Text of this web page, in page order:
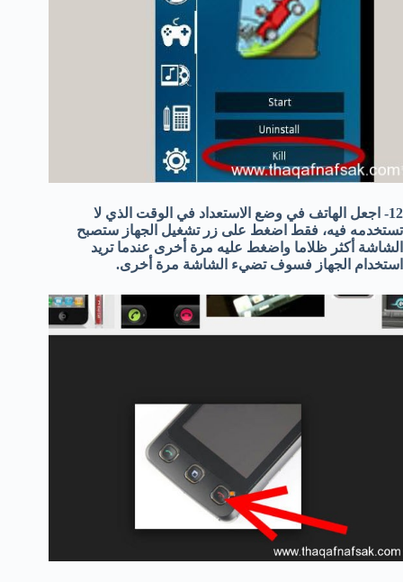
12- اجعل الهاتف في وضع الاستعداد في الوقت الذي لا
تستخدمه فيه، فقط اضغط على زر تشغيل الجهاز ستصبح
الشاشة أكثر ظلاما واضغط عليه مرة أخرى عندما تريد
استخدام الجهاز فسوف تضيء الشاشة مرة أخرى.